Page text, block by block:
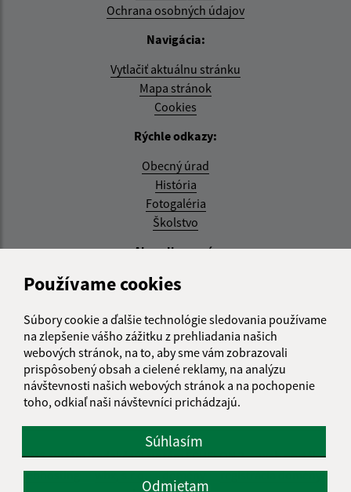
Používame cookies
Súbory cookie a ďalšie technológie sledovania používame
na zlepšenie vášho zážitku z prehliadania našich
webových stránok, na to, aby sme vám zobrazovali
prispôsobený obsah a cielené reklamy, na analýzu
návštevnosti našich webových stránok a na pochopenie
toho, odkiaľ naši návštevníci prichádzajú.
Súhlasím
Odmietam
Ochrana osobných údajov
Navigácia:
Vytlačiť aktuálnu stránku
Mapa stránok
Cookies
Rýchle odkazy:
Obecný úrad
História
Fotogaléria
Školstvo
Aktualizované:
04.08.2026 11:27 hod.
RSS
Správca obsahu:
Správca obsahu je Obec Zemplínska Teplica.
Vytvorené v súlade sJednotným dizajn manuálom
elektronických služieb.
CMS systém (redakčný) systém ECHELON 2
web portál
webhosting
wbx, s.r.o. domény
registrácia domény